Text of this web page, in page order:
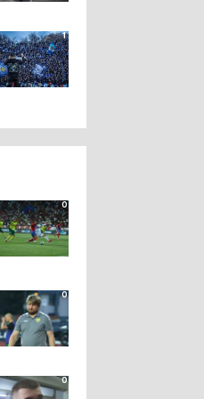
1
0
0
0